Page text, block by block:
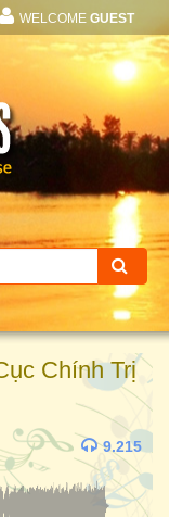
WELCOME GUEST
Chính Trị
9.215